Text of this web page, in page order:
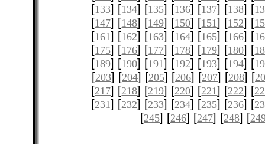
[133] [134] [135] [136] [137] [138] [
[147] [148] [149] [150] [151] [152] [
[161] [162] [163] [164] [165] [166] [
[175] [176] [177] [178] [179] [180] [
[189] [190] [191] [192] [193] [194] [
[203] [204] [205] [206] [207] [208] [
[217] [218] [219] [220] [221] [222] [
[231] [232] [233] [234] [235] [236] [
[245] [246] [247] [248] [